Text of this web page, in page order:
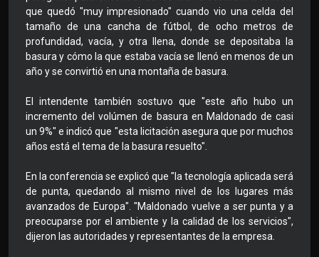
que quedó "muy impresionado" cuando vio una celda del
tamaño de una cancha de fútbol, de ocho metros de
profundidad, vacía, y otra llena, donde se depositaba la
basura y cómo la que estaba vacía se llenó en menos de un
año y se convirtió en una montaña de basura.
El intendente también sostuvo que "este año hubo un
incremento del volúmen de basura en Maldonado de casi
un 9%" e indicó que "esta licitación asegura que por muchos
años está el tema de la basura resuelto".
En la conferencia se explicó que "la tecnología aplicada será
de punta, quedando al mismo nivel de los lugares más
avanzados de Europa". "Maldonado vuelve a ser punta y a
preocuparse por el ambiente y la calidad de los servicios",
dijeron las autoridades y representantes de la empresa.